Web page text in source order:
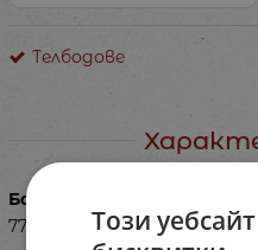
Телбодове
Баркод (ISBN, UPC, др.)
77PE1709128-05
Този